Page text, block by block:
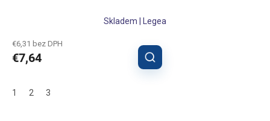
Skladem | Legea
€6,31 bez DPH
€7,64
1 2 3